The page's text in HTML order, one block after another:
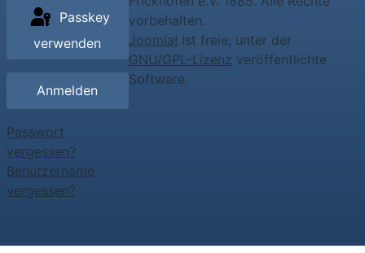
verwenden
Anmelden
Passwort
vergessen?
Benutzername
vergessen?
vorbehalten.
Joomla! ist freie, unter der
GNU/GPL-Lizenz veröffentlichte
Software.